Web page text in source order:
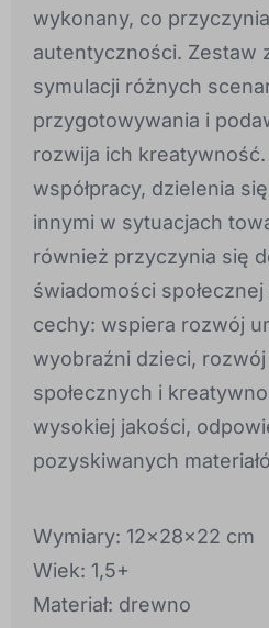
wykonany, co
autentyczności. Zestaw
symulacji różnych
przygotowywania i
rozwija ich
współpracy, dzielenia
innymi w sytuacjach
również przyczynia się
świadomości społecznej
cechy: wspiera rozwój
wyobraźni dzieci,
społecznych i
wysokiej jakości,
pozyskiwanych
Wymiary: 12x28x22 cm
Wiek: 1,5+
Materiał: drewno